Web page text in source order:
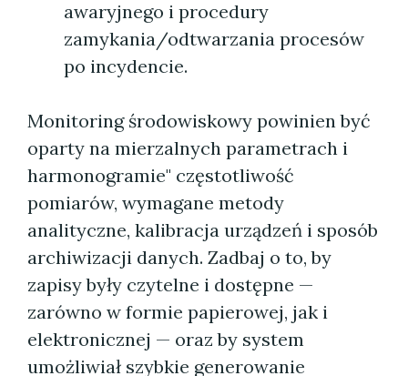
awaryjnego i procedury
zamykania/odtwarzania procesów
po incydencie.
Monitoring środowiskowy powinien być
oparty na mierzalnych parametrach i
harmonogramie" częstotliwość
pomiarów, wymagane metody
analityczne, kalibracja urządzeń i sposób
archiwizacji danych. Zadbaj o to, by
zapisy były czytelne i dostępne —
zarówno w formie papierowej, jak i
elektronicznej — oraz by system
umożliwiał szybkie generowanie